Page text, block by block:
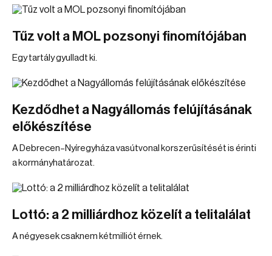
Tűz volt a MOL pozsonyi finomítójában
Egy tartály gyulladt ki.
Kezdődhet a Nagyállomás felújításának
előkészítése
A Debrecen–Nyíregyháza vasútvonal korszerűsítését is érinti
a kormányhatározat.
Lottó: a 2 milliárdhoz közelít a telitalálat
A négyesek csaknem kétmilliót érnek.